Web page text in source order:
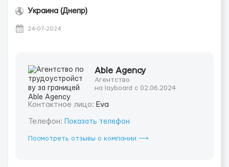
Украина (Днепр)
24-07-2024
Able Agency
Агентство
на layboard с 02.06.2024
Контактное лицо: Eva
Телефон: Показать телефон
Посмотреть отзывы о компании ⟶